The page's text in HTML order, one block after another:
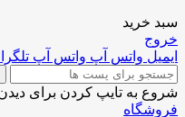
سبد خرید
خروج
ایمیل واتس آپ واتس آپ
شروع به تایپ کردن برای
فروشگاه